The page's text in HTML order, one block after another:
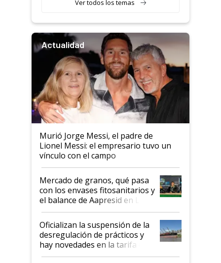
Ver todos los temas
Actualidad
Murió Jorge Messi, el padre de
Lionel Messi: el empresario tuvo un
vínculo con el campo
Mercado de granos, qué pasa
con los envases fitosanitarios y
el balance de Aapresid en La
Posta
Oficializan la suspensión de la
desregulación de prácticos y
hay novedades en la tarifa de
la hidrovía